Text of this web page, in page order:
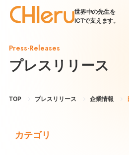
世界中の先生を
ICTで支えます。
Press-Releases
プレスリリース
TOP プレスリリース 企業情報
カテゴリ